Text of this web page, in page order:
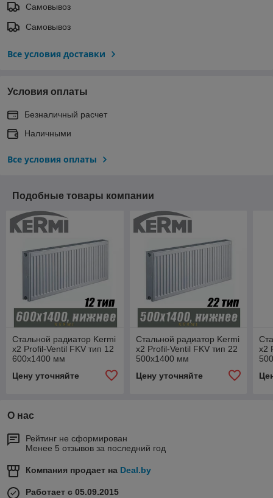
Самовывоз
Самовывоз
Все условия доставки
Условия оплаты
Безналичный расчет
Наличными
Все условия оплаты
Подобные товары компании
Стальной радиатор Kermi
x2 Profil-Ventil FKV тип 12
600x1400 мм
Цену уточняйте
Стальной радиатор Kermi
x2 Profil-Ventil FKV тип 22
500x1400 мм
Цену уточняйте
x2
О нас
Рейтинг не сформирован
Менее 5 отзывов за последний год
Компания продает на Deal.by
Работает с 05.09.2015